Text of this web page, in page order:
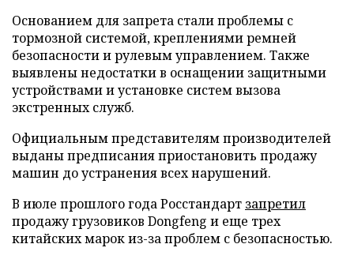
Основанием для запрета стали проблемы с
тормозной системой, креплениями ремней
безопасности и рулевым управлением. Также
выявлены недостатки в оснащении защитными
устройствами и установке систем вызова
экстренных служб.
Официальным представителям производителей
выданы предписания приостановить продажу
машин до устранения всех нарушений.
В июле прошлого года Росстандарт запретил
продажу грузовиков Dongfeng и еще трех
китайских марок из-за проблем с безопасностью.